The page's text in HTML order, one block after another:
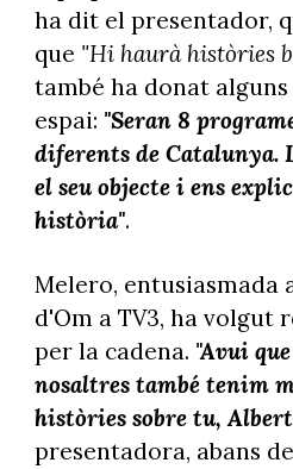
ha dit el presentador,
que "Hi haurà històries
també ha donat
espai: "Seran 8
diferents de Catalunya.
el seu objecte i ens
història".
Melero, entusiasmada
d'Om a TV3, ha volgut
per la cadena. "Avui
nosaltres també tenim
històries sobre tu,
presentadora, abans